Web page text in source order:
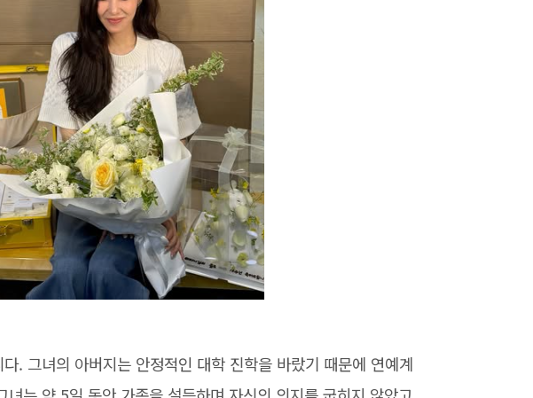
. 그녀의 아버지는 안정적인 대학 진학을 바랐기 때문에 연예계